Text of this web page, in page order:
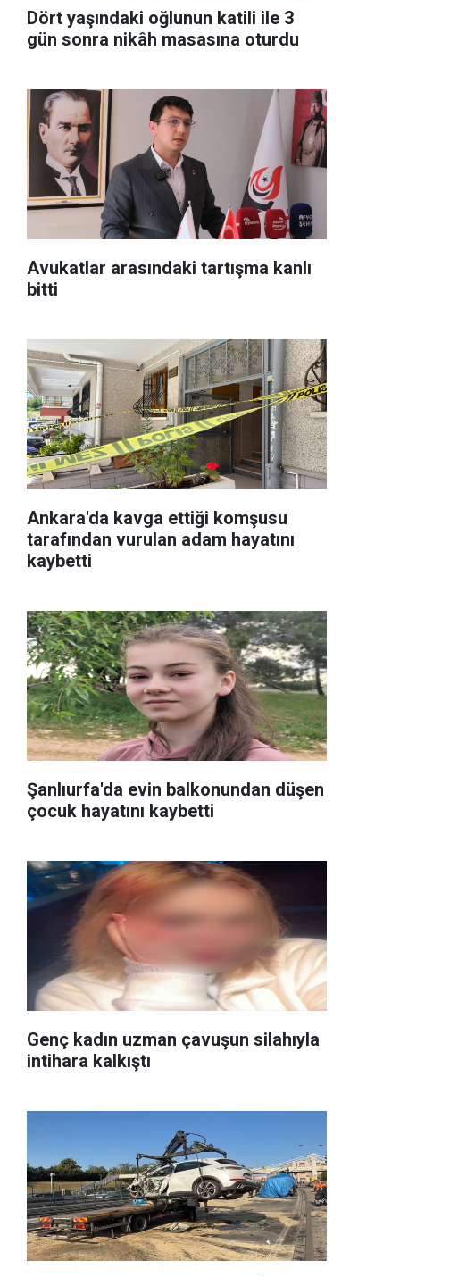
Dört yaşındaki oğlunun katili ile 3
gün sonra nikâh masasına oturdu
Avukatlar arasındaki tartışma kanlı
bitti
Ankara'da kavga ettiği komşusu
tarafından vurulan adam hayatını
kaybetti
Şanlıurfa'da evin balkonundan düşen
çocuk hayatını kaybetti
Genç kadın uzman çavuşun silahıyla
intihara kalkıştı